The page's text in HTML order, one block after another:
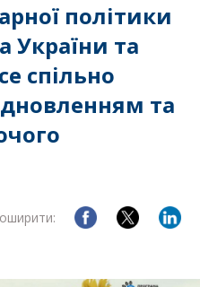
політики
України та
спільно
та